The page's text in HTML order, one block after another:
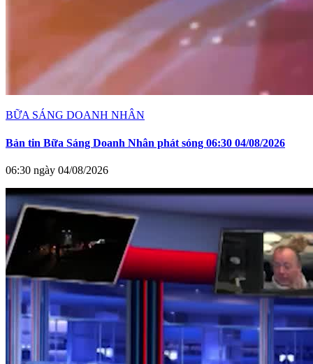
BỮA SÁNG DOANH NHÂN
Bản tin Bữa Sáng Doanh Nhân phát sóng 06:30 04/08/2026
06:30 ngày 04/08/2026